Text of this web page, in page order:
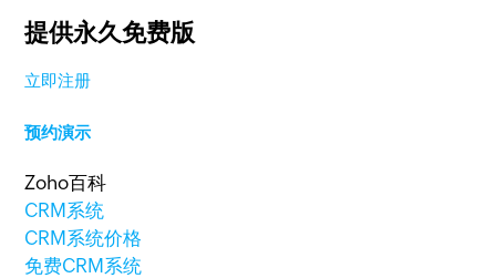
提供永久免费版
立即注册
预约演示
Zoho百科
CRM系统
CRM系统价格
免费CRM系统